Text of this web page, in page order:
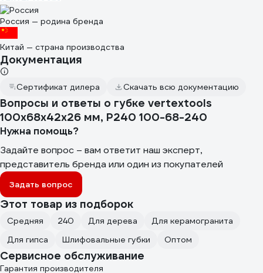
Россия — родина бренда
Китай — страна производства
Документация
Сертификат дилера Скачать всю документацию
Вопросы и ответы о губке vertextools
100x68x42x26 мм, P240 100-68-240
Нужна помощь?
Задайте вопрос – вам ответит наш эксперт,
представитель бренда или один из покупателей
Задать вопрос
Этот товар из подборок
Средняя 240 Для дерева
Для керамогранита
Для гипса
Шлифовальные губки Оптом
Сервисное обслуживание
Гарантия производителя